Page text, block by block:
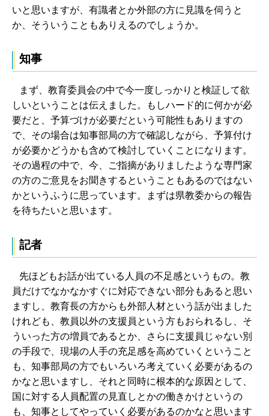
いと思いますが、有識者とか外部の方に見識を伺うと
か、そういうこともありえるのでしょうか。
知事
まず、教育委員会の中で今一度しっかりと検証して欲
しいということは伝えました。もしハード的に何かが必
要だと、予算づけが必要だという可能性もありますの
で、その場合は知事部局の方で確認しながら、予算付け
が必要かどうかも含めて検討していくことになります。
その過程の中で、今、ご指摘がありましたような専門家
の方のご意見をお聞きするということもあるのではない
かというふうに思っています。まずは県教委からの報告
を待ちたいと思います。
記者
先ほどもお話が出ている人員の不足感というもの。教
員だけでなかなかすぐに対応できない部分もあると思い
ますし、教育長の方からも外部人材という話が出ました
けれども、教員以外の支援員という方もおられるし、そ
ういった方の増員であるとか、さらに支援員じゃない別
の手段で、現場の人手の充足感を高めていくということ
も、知事部局の方でもいろいろ考えていく必要があるの
かなと思いますし、それと同時に根本的な原因として、
国に対する人員配置の見直しとかの働きかけというの
も、知事としてやっていく必要があるのかなと思います